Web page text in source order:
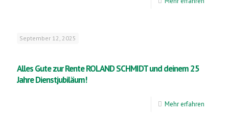
September 12, 2025
Alles Gute zur Rente ROLAND SCHMIDT und deinem 25
Jahre Dienstjubiläum!
Mehr erfahren